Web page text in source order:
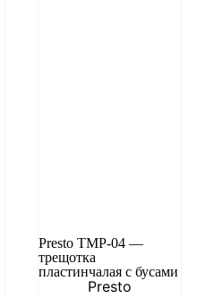
Presto TMP-04 —
трещотка
пластинчалая с бусами
Presto